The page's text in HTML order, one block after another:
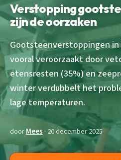
Verstopping
zijn de oorzaken
Gootsteenverstoppingen
vooral veroorzaakt door
etensresten (35%) en
winter verdubbelt het
lage temperaturen.
doorMees · 20 december 2025